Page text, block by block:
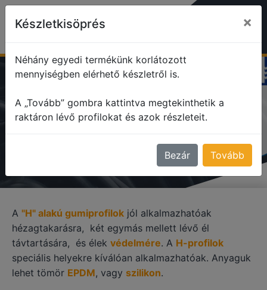
profile H alakú profilok
A "H" alakú gumiprofilok jól alkalmazhatóak
hézagtakarásra, két egymás mellett lévő él
távtartására, és élek védelmére. A H-profilok
speciális helyekre kíválóan alkalmazhatóak. Anyaguk
lehet tömör EPDM, vagy szilikon.
Készletkisöprés ×
Néhány egyedi termékünk korlátozott
mennyiségben elérhető készletről is.
A „Tovább” gombra kattintva megtekinthetik a
raktáron lévő profilokat és azok részleteit.
Bezár Tovább